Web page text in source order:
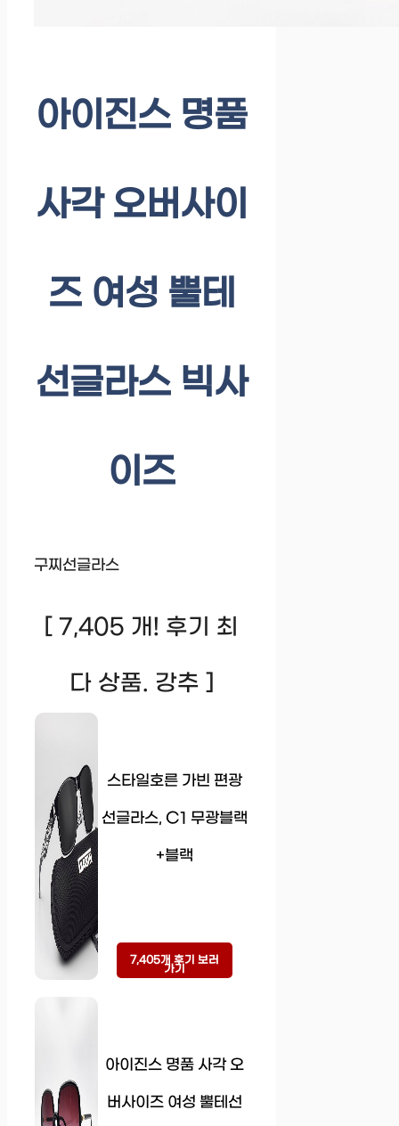
아이진스 명품
사각 오버사이
즈 여성 뿔테
선글라스 빅사
이즈
구찌선글라스
[ 7,405 개! 후기 최
다 상품. 강추 ]
스타일호른 가빈 편광
선글라스, C1 무광블랙
+블랙
7,405개 후기 보러
가기
아이진스 명품 사각 오
버사이즈 여성 뿔테선